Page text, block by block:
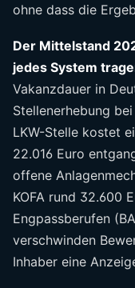
ohne dass die
Der Mittelstand
jedes System
Vakanzdauer in
Stellenerhebung
LKW-Stelle kostet
22.016 Euro
offene
KOFA rund 32.600
Engpassberufen
verschwinden
Inhaber eine